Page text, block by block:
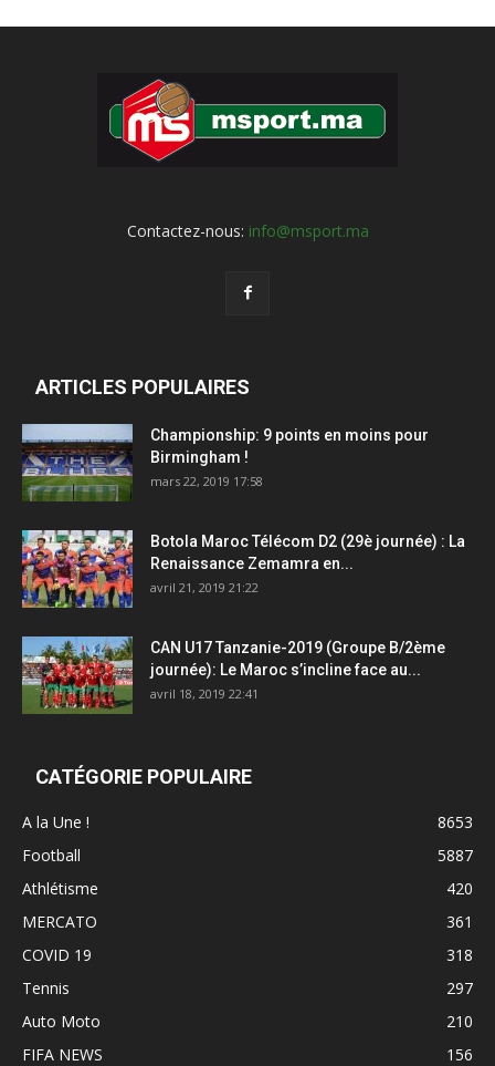
Contactez-nous: info@msport.ma
ARTICLES POPULAIRES
Championship: 9 points en moins pour
Birmingham !
mars 22, 2019 17:58
Botola Maroc Télécom D2 (29è journée) : La
Renaissance Zemamra en...
avril 21, 2019 21:22
CAN U17 Tanzanie-2019 (Groupe B/2ème
journée): Le Maroc s’incline face au...
avril 18, 2019 22:41
CATÉGORIE POPULAIRE
A la Une !
8653
Football
5887
Athlétisme
420
MERCATO
361
COVID 19
318
Tennis
297
Auto Moto
210
FIFA NEWS
156